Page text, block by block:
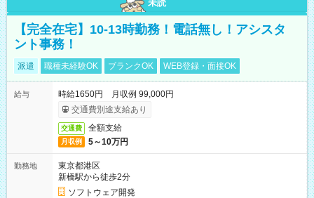
未読
【完全在宅】10-13時勤務！電話無し！アシスタ
ント事務！
派遣 職種未経験OK ブランクOK WEB登録・面接OK
給与
時給1650円 月収例 99,000円
交通費別途支給あり
交通費 全額支給
月収例 5～10万円
勤務地
東京都港区
新橋駅から徒歩2分
ソフトウェア開発